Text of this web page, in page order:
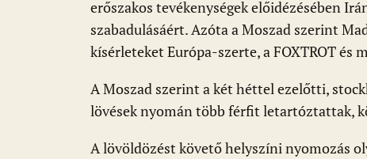
erőszakos tevékenységek előidézésében
szabadulásáért. Azóta a Moszad szerint
kísérleteket Európa-szerte, a FOXTROT és
A Moszad szerint a két héttel ezelőtti,
lövések nyomán több férfit letartóztattak,
A lövöldözést követő helyszíni nyomozás